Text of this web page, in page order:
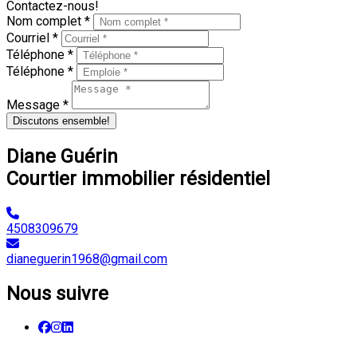
Contactez-nous!
Nom complet *
Courriel *
Téléphone *
Téléphone *
Message *
Discutons ensemble!
Diane Guérin
Courtier immobilier résidentiel
4508309679
dianeguerin1968@gmail.com
Nous suivre